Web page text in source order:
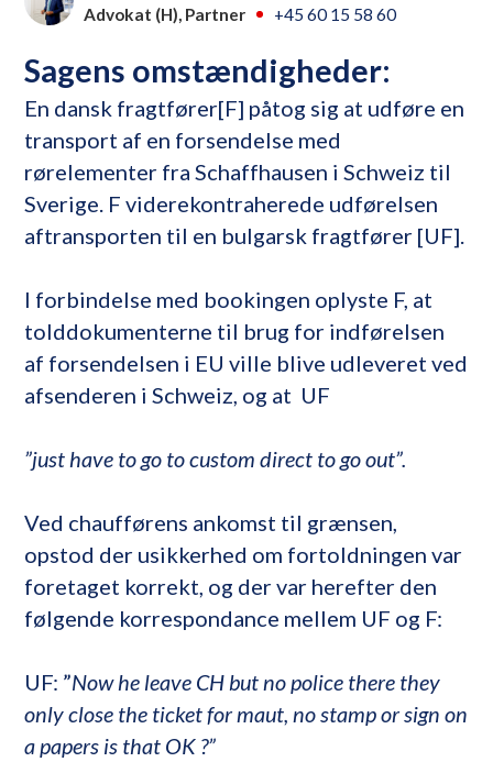
Advokat (H), Partner +45 60 15 58 60
Sagens omstændigheder:
En dansk fragtfører[F] påtog sig at udføre en
transport af en forsendelse med
rørelementer fra Schaffhausen i Schweiz til
Sverige. F viderekontraherede udførelsen
aftransporten til en bulgarsk fragtfører [UF].
I forbindelse med bookingen oplyste F, at
tolddokumenterne til brug for indførelsen
af forsendelsen i EU ville blive udleveret ved
afsenderen i Schweiz, og at UF
”just have to go to custom direct to go out”.
Ved chaufførens ankomst til grænsen,
opstod der usikkerhed om fortoldningen var
foretaget korrekt, og der var herefter den
følgende korrespondance mellem UF og F:
UF: ”Now he leave CH but no police there they
only close the ticket for maut, no stamp or sign on
a papers is that OK ?”